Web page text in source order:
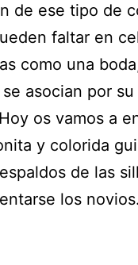
de ese tipo de
faltar en
como una
asocian por su
os vamos a
y colorida
de las
los